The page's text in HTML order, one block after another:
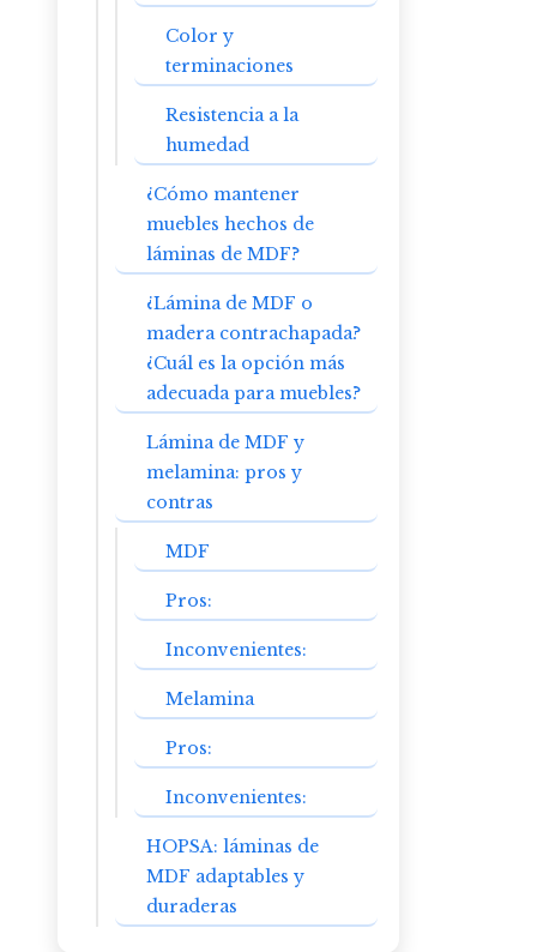
Color y
terminaciones
Resistencia a la
humedad
¿Cómo mantener
muebles hechos de
láminas de MDF?
¿Lámina de MDF o
madera contrachapada?
¿Cuál es la opción más
adecuada para muebles?
Lámina de MDF y
melamina: pros y
contras
MDF
Pros:
Inconvenientes:
Melamina
Pros:
Inconvenientes:
HOPSA: láminas de
MDF adaptables y
duraderas